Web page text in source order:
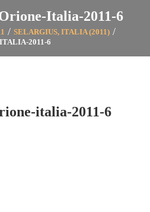
Italia-2011-6
SELARGIUS, ITALIA (2011)
2011-6
italia-2011-6